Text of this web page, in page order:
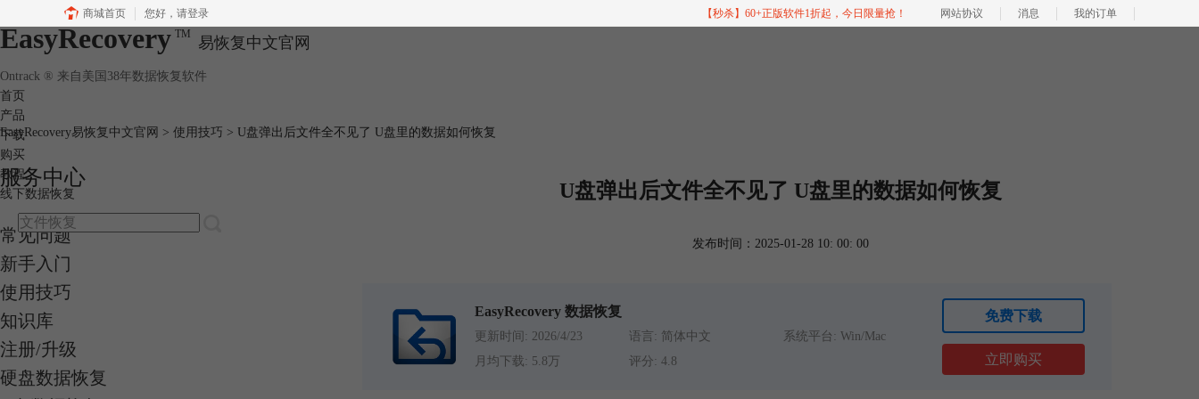
商城首页 您好， 请登录 【秒杀】60+正版软件1折起，今日限量抢！ 网站协议 消息 我的订单
EasyRecovery TM 易恢复中文官网
Ontrack ® 来自美国38年数据恢复软件
首页
产品
下载
购买
教程
线下数据恢复
EasyRecovery易恢复中文官网 > 使用技巧 > U盘弹出后文件全不见了 U盘里的数据如何恢复
服务中心
常见问题
新手入门
使用技巧
知识库
注册/升级
硬盘数据恢复
U盘弹出后文件全不见了 U盘里的数据如何恢复
发布时间：2025-01-28 10: 00: 00
EasyRecovery 数据恢复
更新时间: 2026/4/23 语言: 简体中文
系统平台: Win/Mac
月均下载: 5.8万
评分: 4.8
免费下载
立即购买